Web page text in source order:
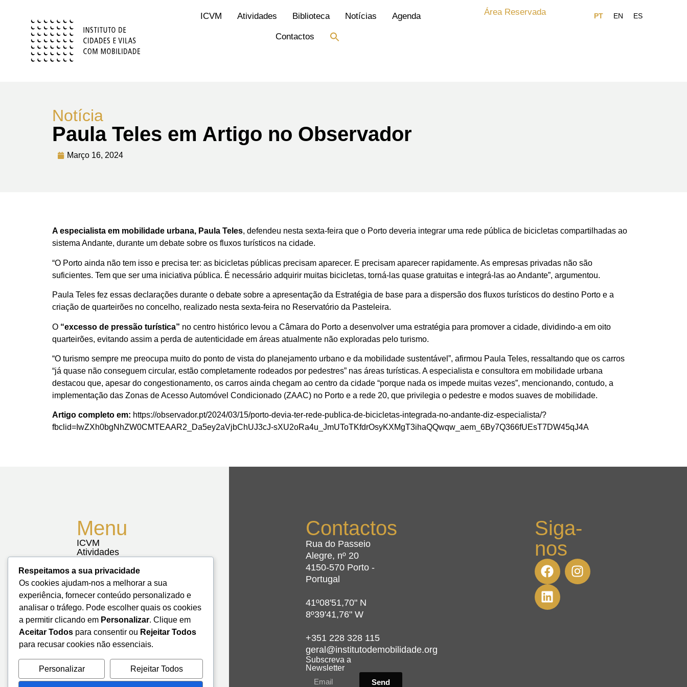
ICVM Atividades Biblioteca Notícias Agenda
Contactos
Área Reservada
Notícia
Paula Teles em Artigo no Observador
Março 16, 2024
A especialista em mobilidade urbana, Paula Teles, defendeu nesta sexta-feira que o Porto deveria integrar uma rede pública de bicicletas compartilhadas ao
sistema Andante, durante um debate sobre os fluxos turísticos na cidade.
“O Porto ainda não tem isso e precisa ter: as bicicletas públicas precisam aparecer. E precisam aparecer rapidamente. As empresas privadas não são
suficientes. Tem que ser uma iniciativa pública. É necessário adquirir muitas bicicletas, torná-las quase gratuitas e integrá-las ao Andante”, argumentou.
Paula Teles fez essas declarações durante o debate sobre a apresentação da Estratégia de base para a dispersão dos fluxos turísticos do destino Porto e a
criação de quarteirões no concelho, realizado nesta sexta-feira no Reservatório da Pasteleira.
O “excesso de pressão turística” no centro histórico levou a Câmara do Porto a desenvolver uma estratégia para promover a cidade, dividindo-a em oito
quarteirões, evitando assim a perda de autenticidade em áreas atualmente não exploradas pelo turismo.
“O turismo sempre me preocupa muito do ponto de vista do planejamento urbano e da mobilidade sustentável”, afirmou Paula Teles, ressaltando que os carros
“já quase não conseguem circular, estão completamente rodeados por pedestres” nas áreas turísticas. A especialista e consultora em mobilidade urbana
destacou que, apesar do congestionamento, os carros ainda chegam ao centro da cidade “porque nada os impede muitas vezes”, mencionando, contudo, a
implementação das Zonas de Acesso Automóvel Condicionado (ZAAC) no Porto e a rede 20, que privilegia o pedestre e modos suaves de mobilidade.
Artigo completo em: https://observador.pt/2024/03/15/porto-devia-ter-rede-publica-de-bicicletas-integrada-no-andante-diz-especialista/?
fbclid=IwZXh0bgNhZW0CMTEAAR2_Da5ey2aVjbChUJ3cJ-sXU2oRa4u_JmUToTKfdrOsyKXMgT3ihaQQwqw_aem_6By7Q366fUEsT7DW45qJ4A
Menu
ICVM
Atividades
Biblioteca
Contactos
Mapa do Site
Contactos
Rua do Passeio
Alegre, nº 20
4150-570 Porto -
Portugal
41º08'51,70" N
8º39'41,76" W
+351 228 328 115
geral@institutodemobilidade.org
Subscreva a
Newsletter
Send
Siga-
nos
Respeitamos a sua privacidade
Os cookies ajudam-nos a melhorar a sua
experiência, fornecer conteúdo personalizado e
analisar o tráfego. Pode escolher quais os cookies
a permitir clicando em Personalizar. Clique em
Aceitar Todos para consentir ou Rejeitar Todos
para recusar cookies não essenciais.
Personalizar Rejeitar Todos